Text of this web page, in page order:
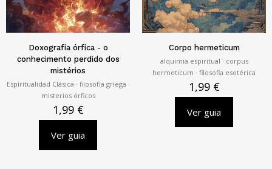
Doxografia órfica - o
conhecimento perdido dos
mistérios
Espiritualidad Clásica · filosofía griega ·
misterios órficos
1,99 €
Ver guia
Corpo hermeticum
alquimia espiritual · corpus
hermeticum · filosofia esotérica
1,99 €
Ver guia